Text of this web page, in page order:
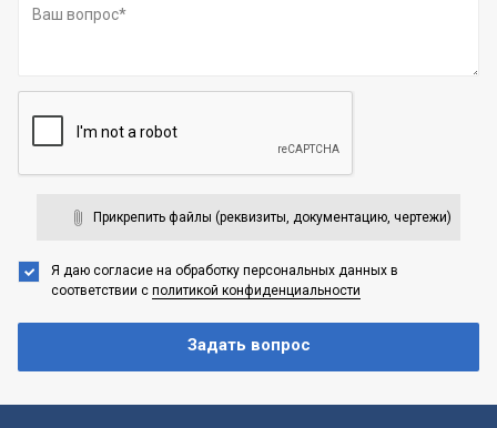
Прикрепить файлы (реквизиты, документацию, чертежи)
Я даю согласие на обработку персональных данных в
соответствии с политикой конфиденциальности